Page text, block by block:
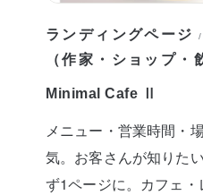
ランディングページ /
（作家・ショップ・
Minimal Cafe Ⅱ
メニュー・営業時間・
気。お客さんが知りた
ず1ページに。カフェ